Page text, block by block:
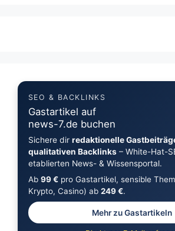
SEO & BACKLINKS
Gastartikel auf
news-7.de buchen
Sichere dir redaktionelle
qualitativen Backlinks– White-Hat-
etablierten News- & Wissensportal.
Ab 99 €pro Gastartikel, sensible
Krypto, Casino) ab 249 €.
Mehr zu Gastartikeln